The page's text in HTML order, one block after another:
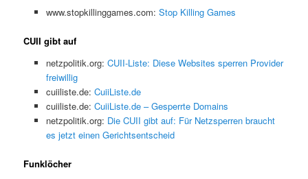
www.stopkillinggames.com: Stop Killing Games
CUII gibt auf
netzpolitik.org: CUII-Liste: Diese Websites sperren Provider
freiwillig
cuiiliste.de: CuiiListe.de
cuiiliste.de: CuiiListe.de – Gesperrte Domains
netzpolitik.org: Die CUII gibt auf: Für Netzsperren braucht
es jetzt einen Gerichtsentscheid
Funklöcher